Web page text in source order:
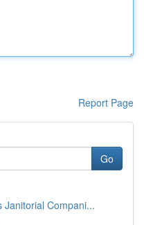
Report Page
Go
Janitorial Compani...